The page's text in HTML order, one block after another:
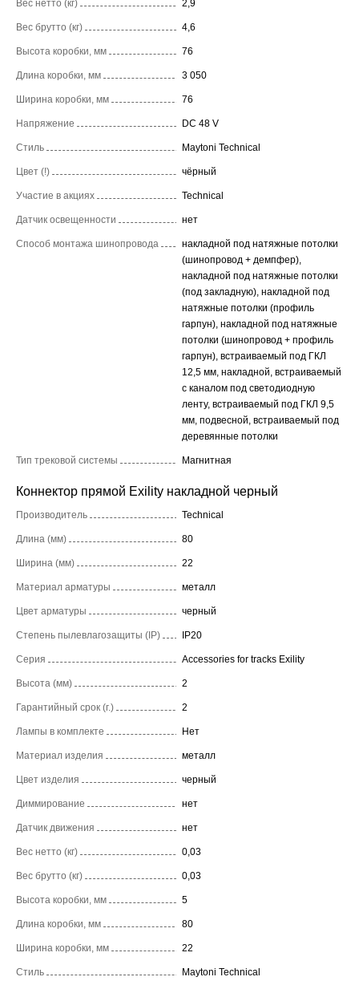
Вес нетто (кг) 2,9
Вес брутто (кг) 4,6
Высота коробки, мм 76
Длина коробки, мм 3 050
Ширина коробки, мм 76
Напряжение DC 48 V
Стиль Maytoni Technical
Цвет (!) чёрный
Участие в акциях Technical
Датчик освещенности нет
Способ монтажа шинопровода
накладной под натяжные потолки
(шинопровод + демпфер),
накладной под натяжные потолки
(под закладную), накладной под
натяжные потолки (профиль
гарпун), накладной под натяжные
потолки (шинопровод + профиль
гарпун), встраиваемый под ГКЛ
12,5 мм, накладной, встраиваемый
с каналом под светодиодную
ленту, встраиваемый под ГКЛ 9,5
мм, подвесной, встраиваемый под
деревянные потолки
Тип трековой системы Магнитная
Коннектор прямой Exility накладной черный
Производитель Technical
Длина (мм) 80
Ширина (мм) 22
Материал арматуры металл
Цвет арматуры черный
Степень пылевлагозащиты (IP) IP20
Серия Accessories for tracks Exility
Высота (мм) 2
Гарантийный срок (г.) 2
Лампы в комплекте Нет
Материал изделия металл
Цвет изделия черный
Диммирование нет
Датчик движения нет
Вес нетто (кг) 0,03
Вес брутто (кг) 0,03
Высота коробки, мм 5
Длина коробки, мм 80
Ширина коробки, мм 22
Стиль Maytoni Technical